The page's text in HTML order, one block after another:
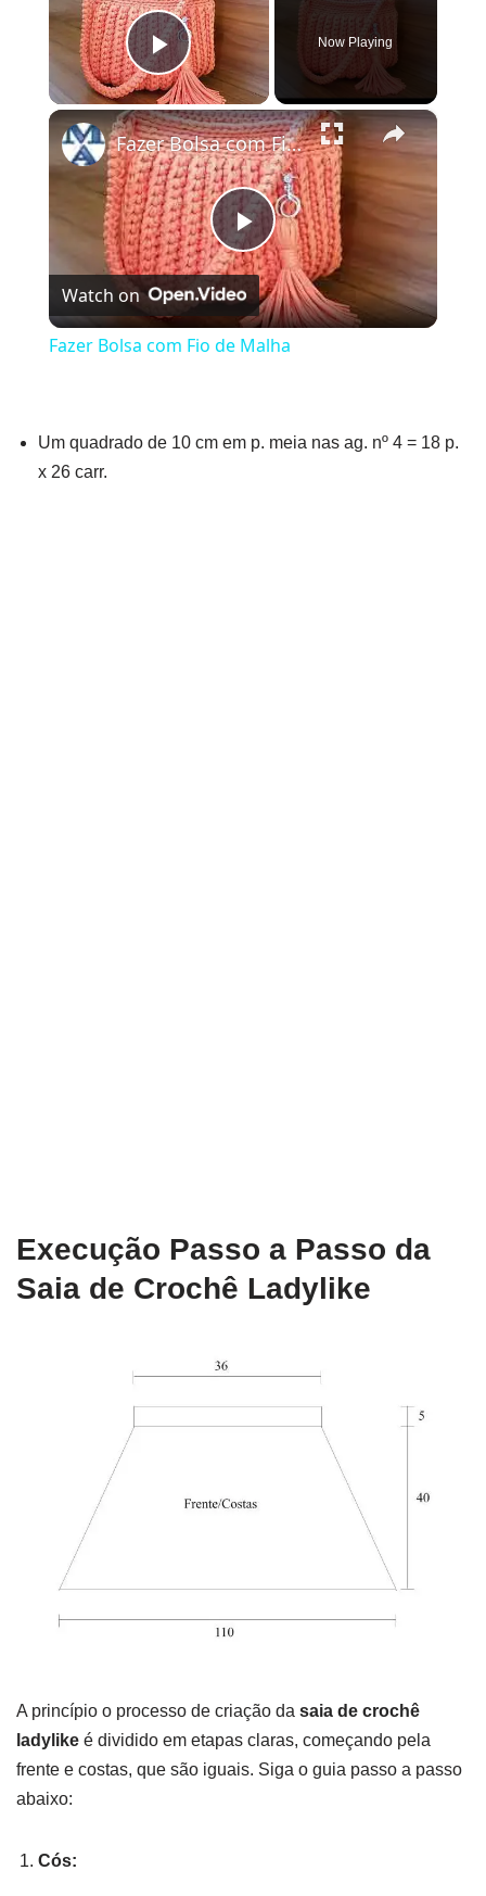
Play Video
Now Playing
×
Play
Video
Fazer Bolsa com Fio de Malha
Watch on
Fazer Bolsa com Fio de Malha
Um quadrado de 10 cm em p. meia nas ag. nº 4 = 18 p.
x 26 carr.
Execução Passo a Passo da
Saia de Crochê Ladylike
A princípio o processo de criação da saia de crochê
ladylike é dividido em etapas claras, começando pela
frente e costas, que são iguais. Siga o guia passo a passo
abaixo:
Cós: